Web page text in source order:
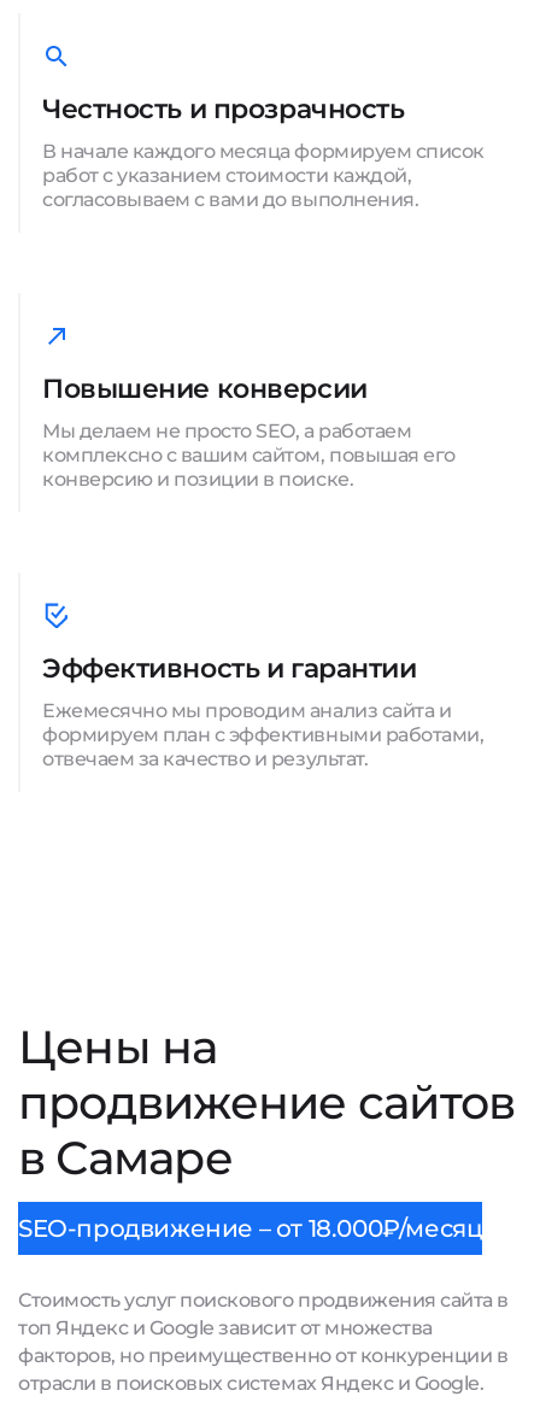
Честность и прозрачность
В начале каждого месяца формируем список
работ с указанием стоимости каждой,
согласовываем с вами до выполнения.
Повышение конверсии
Мы делаем не просто SEO, а работаем
комплексно с вашим сайтом, повышая его
конверсию и позиции в поиске.
Эффективность и гарантии
Ежемесячно мы проводим анализ сайта и
формируем план с эффективными работами,
отвечаем за качество и результат.
Цены на
продвижение сайтов
в Самаре
SEO-продвижение – от 18.000₽/месяц
Стоимость услуг поискового продвижения сайта в
топ Яндекс и Google зависит от множества
факторов, но преимущественно от конкуренции в
отрасли в поисковых системах Яндекс и Google.